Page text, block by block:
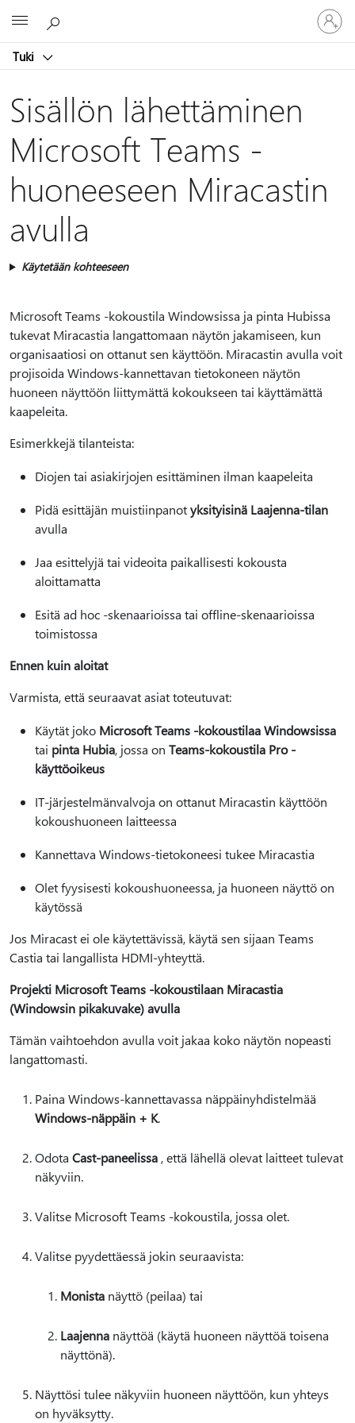
Tuki
Kirjaudu
sisään
tilille
Sisällön lähettäminen
Microsoft Teams -
huoneeseen Miracastin
avulla
Käytetään kohteeseen
Microsoft Teams -kokoustila Windowsissa ja pinta Hubissa
tukevat Miracastia langattomaan näytön jakamiseen, kun
organisaatiosi on ottanut sen käyttöön. Miracastin avulla voit
projisoida Windows-kannettavan tietokoneen näytön
huoneen näyttöön liittymättä kokoukseen tai käyttämättä
kaapeleita.
Esimerkkejä tilanteista:
Diojen tai asiakirjojen esittäminen ilman kaapeleita
Pidä esittäjän muistiinpanotyksityisinä Laajenna-tilan
avulla
Jaa esittelyjä tai videoita paikallisesti kokousta
aloittamatta
Esitä ad hoc -skenaarioissa tai offline-skenaarioissa
toimistossa
Ennen kuin aloitat
Varmista, että seuraavat asiat toteutuvat:
Käytät joko Microsoft Teams -kokoustilaa Windowsissa
tai pinta Hubia, jossa on Teams-kokoustila Pro -
käyttöoikeus
IT-järjestelmänvalvoja on ottanut Miracastin käyttöön
kokoushuoneen laitteessa
Kannettava Windows-tietokoneesi tukee Miracastia
Olet fyysisesti kokoushuoneessa, ja huoneen näyttö on
käytössä
Jos Miracast ei ole käytettävissä, käytä sen sijaan Teams
Castia tai langallista HDMI-yhteyttä.
Projekti Microsoft Teams -kokoustilaan Miracastia
(Windowsin pikakuvake) avulla
Tämän vaihtoehdon avulla voit jakaa koko näytön nopeasti
langattomasti.
Paina Windows-kannettavassa näppäinyhdistelmää
Windows-näppäin + K.
Odota Cast-paneelissa , että lähellä olevat laitteet tulevat
näkyviin.
Valitse Microsoft Teams -kokoustila, jossa olet.
Valitse pyydettäessä jokin seuraavista:
Monista näyttö (peilaa) tai
Laajenna näyttöä (käytä huoneen näyttöä toisena
näyttönä).
Näyttösi tulee näkyviin huoneen näyttöön, kun yhteys
on hyväksytty.